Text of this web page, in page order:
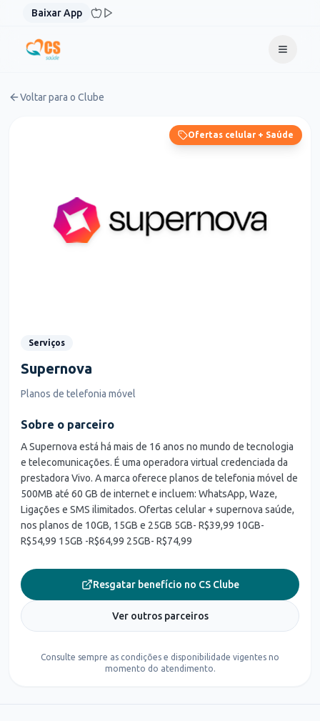
Pular para o conteúdo
Baixar App
Voltar para o Clube
Ofertas celular + Saúde
Serviços
Supernova
Planos de telefonia móvel
Sobre o parceiro
A Supernova está há mais de 16 anos no mundo de tecnologia
e telecomunicações. É uma operadora virtual credenciada da
prestadora Vivo. A marca oferece planos de telefonia móvel de
500MB até 60 GB de internet e incluem: WhatsApp, Waze,
Ligações e SMS ilimitados. Ofertas celular + supernova saúde,
nos planos de 10GB, 15GB e 25GB 5GB- R$39,99 10GB-
R$54,99 15GB -R$64,99 25GB- R$74,99
Resgatar benefício no CS Clube
Ver outros parceiros
Consulte sempre as condições e disponibilidade vigentes no
momento do atendimento.